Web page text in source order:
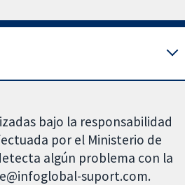
bajo la responsabilidad
por el Ministerio de
algún problema con la
suport.com.